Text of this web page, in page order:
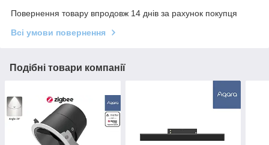
Повернення товару впродовж 14 днів за рахунок покупця
Всі умови повернення
Подібні товари компанії